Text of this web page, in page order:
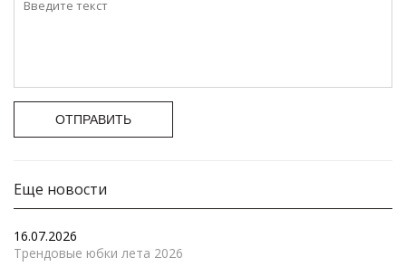
ОТПРАВИТЬ
Еще новости
16.07.2026
Трендовые юбки лета 2026